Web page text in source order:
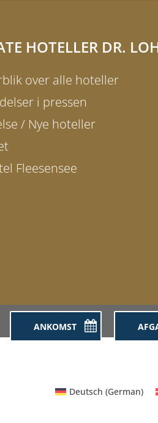
HOTELLER DR.
over alle hoteller
i pressen
/ Nye hoteller
Fleesensee
Deutsch (German)